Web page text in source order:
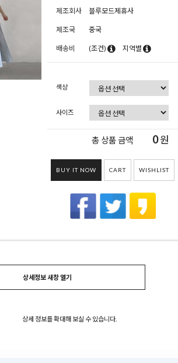
제조회사 블루모드제휴사
제조국 중국
배송비 (조건) 지역별
색상
사이즈
총 상품 금액 0원
BUY IT NOW CART WISHLIST
상세정보 새창 열기
상세 정보를 확대해 보실 수 있습니다.